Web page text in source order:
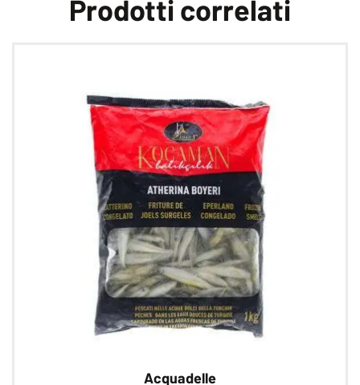
Prodotti correlati
Acquadelle